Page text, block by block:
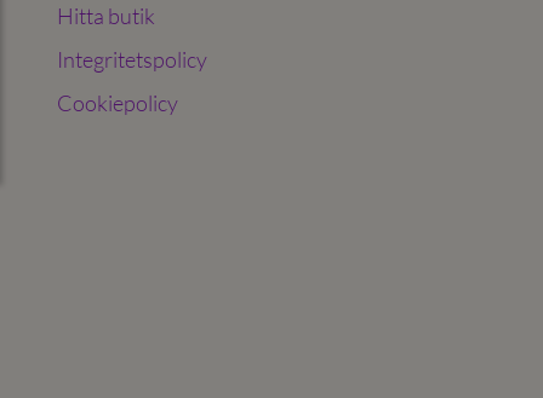
Hitta butik
Integritetspolicy
Cookiepolicy